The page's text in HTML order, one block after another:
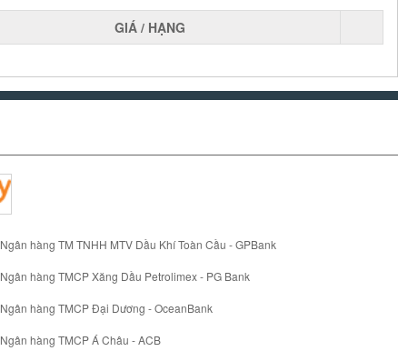
GIÁ / HẠNG
Ngân hàng TM TNHH MTV Dầu Khí Toàn Cầu - GPBank
Ngân hàng TMCP Xăng Dầu Petrolimex - PG Bank
Ngân hàng TMCP Đại Dương - OceanBank
Ngân hàng TMCP Á Châu - ACB